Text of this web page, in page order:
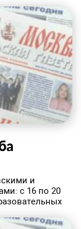
и
с 16 по 20